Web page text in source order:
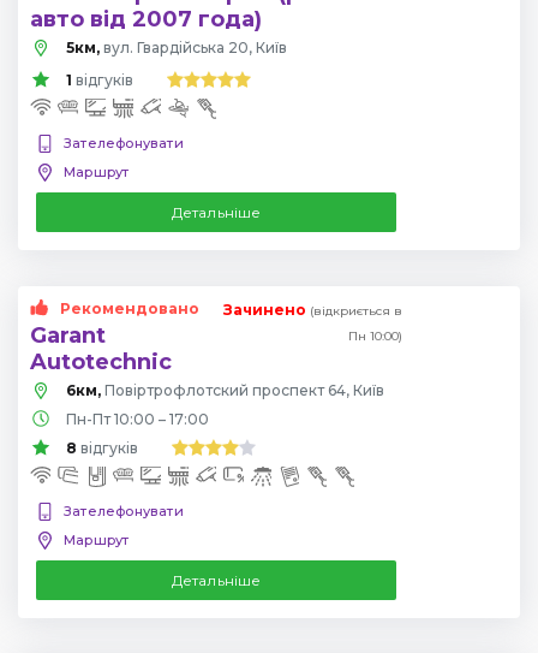
авто від 2007 года)
5км, вул. Гвардійська 20, Київ
1 відгуків
Зателефонувати
Маршрут
Детальніше
Рекомендовано
Garant
Autotechnic
Зачинено (відкриється в
Пн 10:00)
6км,
Повіртрофлотский проспект 64, Київ
Пн-Пт 10:00 – 17:00
8 відгуків
Зателефонувати
Маршрут
Детальніше